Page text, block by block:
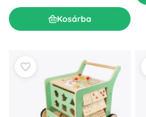
Kosárba